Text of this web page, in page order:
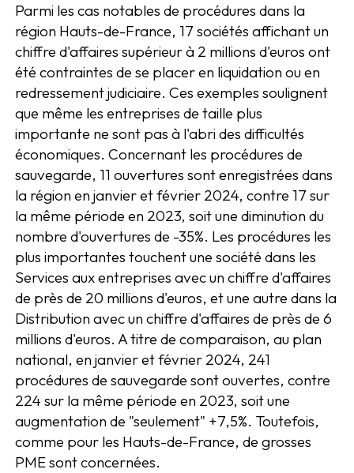
Parmi les cas notables de procédures dans la
région Hauts-de-France, 17 sociétés affichant un
chiffre d'affaires supérieur à 2 millions d'euros ont
été contraintes de se placer en liquidation ou en
redressement judiciaire. Ces exemples soulignent
que même les entreprises de taille plus
importante ne sont pas à l'abri des difficultés
économiques. Concernant les procédures de
sauvegarde, 11 ouvertures sont enregistrées dans
la région en janvier et février 2024, contre 17 sur
la même période en 2023, soit une diminution du
nombre d'ouvertures de -35%. Les procédures les
plus importantes touchent une société dans les
Services aux entreprises avec un chiffre d'affaires
de près de 20 millions d'euros, et une autre dans la
Distribution avec un chiffre d'affaires de près de 6
millions d'euros. A titre de comparaison, au plan
national, en janvier et février 2024, 241
procédures de sauvegarde sont ouvertes, contre
224 sur la même période en 2023, soit une
augmentation de "seulement" +7,5%. Toutefois,
comme pour les Hauts-de-France, de grosses
PME sont concernées.